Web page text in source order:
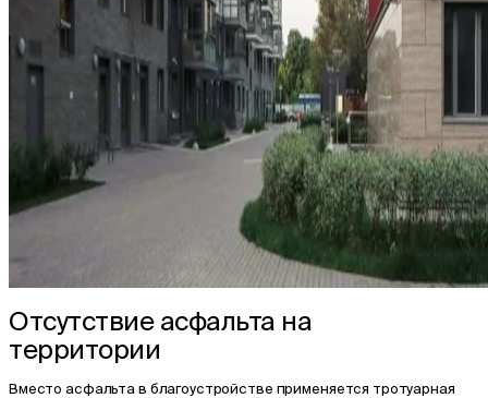
Отсутствие асфальта на
территории
Вместо асфальта в благоустройстве применяется тротуарная